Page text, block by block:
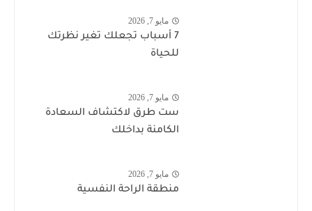
مايو 7, 2026
7 أسباب تجعلك تغير نظرتك
للحياة
مايو 7, 2026
ست طرق لاكتشاف السعادة
الكامنة بداخلك
مايو 7, 2026
منطقة الراحة النفسية